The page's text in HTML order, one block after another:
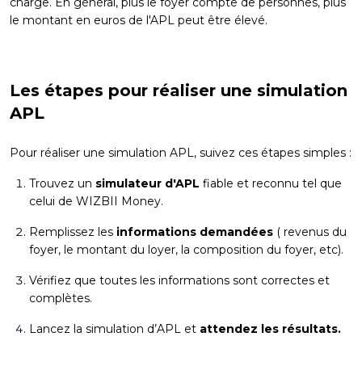
le montant en euros de l'APL peut être élevé.
Les étapes pour réaliser une simulation
APL
Pour réaliser une simulation APL, suivez ces étapes simples :
Trouvez un simulateur d'APL fiable et reconnu tel que
celui de WIZBII Money.
Remplissez les informations demandées ( revenus du
foyer, le montant du loyer, la composition du foyer, etc).
Vérifiez que toutes les informations sont correctes et
complètes.
Lancez la simulation d’APL et attendez les résultats.